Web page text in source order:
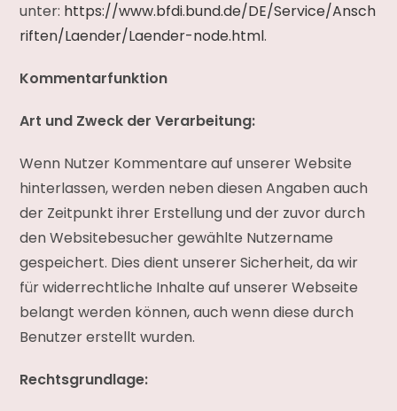
unter: https://www.bfdi.bund.de/DE/Service/Ansch
riften/Laender/Laender-node.html.
Kommentarfunktion
Art und Zweck der Verarbeitung:
Wenn Nutzer Kommentare auf unserer Website
hinterlassen, werden neben diesen Angaben auch
der Zeitpunkt ihrer Erstellung und der zuvor durch
den Websitebesucher gewählte Nutzername
gespeichert. Dies dient unserer Sicherheit, da wir
für widerrechtliche Inhalte auf unserer Webseite
belangt werden können, auch wenn diese durch
Benutzer erstellt wurden.
Rechtsgrundlage: